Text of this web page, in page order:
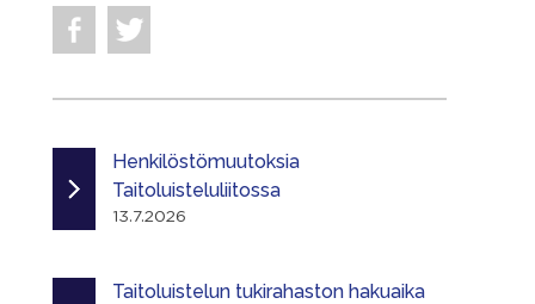
Henkilöstömuutoksia
Taitoluisteluliitossa
13.7.2026
Taitoluistelun tukirahaston hakuaika